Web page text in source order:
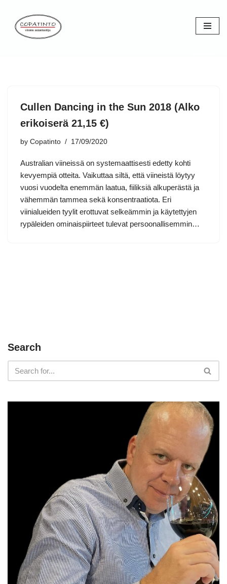
Skip
Cullen Dancing in the Sun 2018 (Alko
erikoiserä 21,15 €)
by Copatinto 17/09/2020
Australian viineissä on systemaattisesti edetty kohti
kevyempiä otteita. Vaikuttaa siltä, että viineistä löytyy
vuosi vuodelta enemmän laatua, fiiliksiä alkuperästä ja
vähemmän tammea sekä konsentraatiota. Eri
viinialueiden tyylit erottuvat selkeämmin ja käytettyjen
rypäleiden ominaispiirteet tulevat persoonallisemmin…
Search